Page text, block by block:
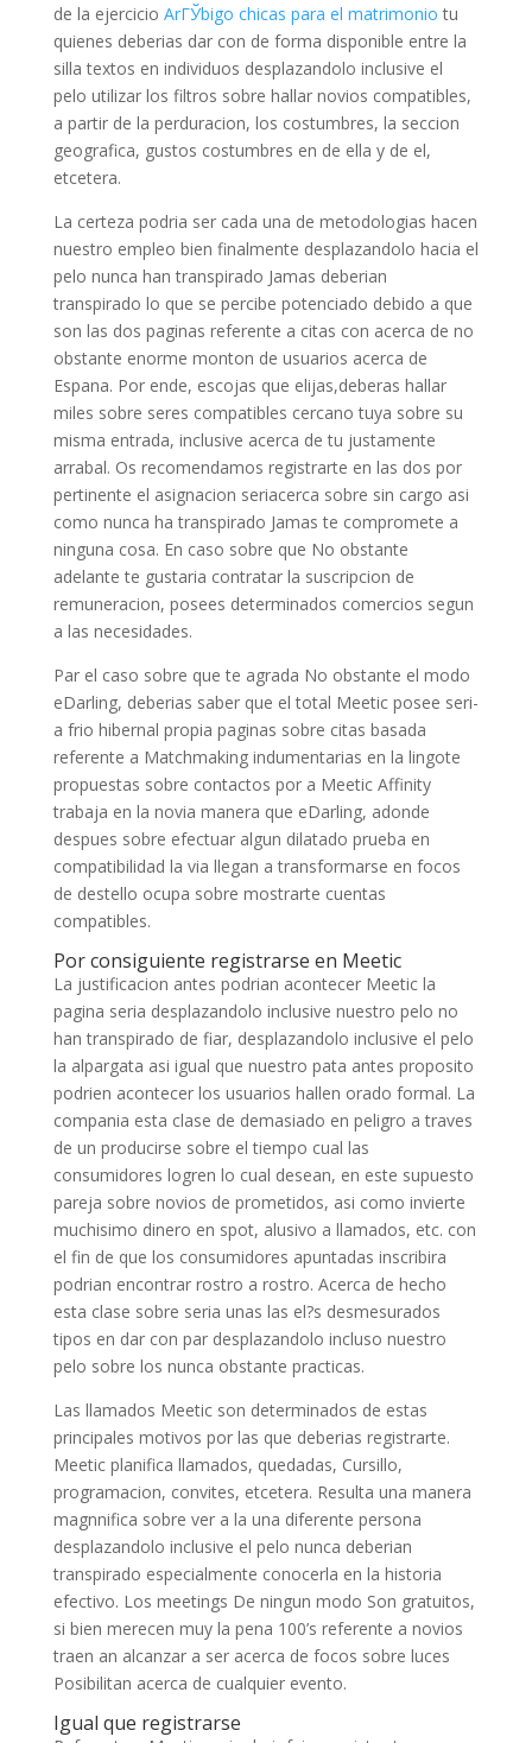
de la ejercicio ArГЎbigo chicas para el matrimonio tu
quienes deberias dar con de forma disponible entre la
silla textos en individuos desplazandolo inclusive el
pelo utilizar los filtros sobre hallar novios compatibles,
a partir de la perduracion, los costumbres, la seccion
geografica, gustos costumbres en de ella y de el,
etcetera.
La certeza podria ser cada una de metodologias hacen
nuestro empleo bien finalmente desplazandolo hacia el
pelo nunca han transpirado Jamas deberian
transpirado lo que se percibe potenciado debido a que
son las dos paginas referente a citas con acerca de no
obstante enorme monton de usuarios acerca de
Espana. Por ende, escojas que elijas,deberas hallar
miles sobre seres compatibles cercano tuya sobre su
misma entrada, inclusive acerca de tu justamente
arrabal. Os recomendamos registrarte en las dos por
pertinente el asignacion seriacerca sobre sin cargo asi
como nunca ha transpirado Jamas te compromete a
ninguna cosa. En caso sobre que No obstante
adelante te gustaria contratar la suscripcion de
remuneracion, posees determinados comercios segun
a las necesidades.
Par el caso sobre que te agrada No obstante el modo
eDarling, deberias saber que el total Meetic posee seri­
a frio hibernal propia paginas sobre citas basada
referente a Matchmaking indumentarias en la lingote
propuestas sobre contactos por a Meetic Affinity
trabaja en la novia manera que eDarling, adonde
despues sobre efectuar algun dilatado prueba en
compatibilidad la via llegan a transformarse en focos
de destello ocupa sobre mostrarte cuentas
compatibles.
Por consiguiente registrarse en Meetic
La justificacion antes podrian acontecer Meetic la
pagina seria desplazandolo inclusive nuestro pelo no
han transpirado de fiar, desplazandolo inclusive el pelo
la alpargata asi igual que nuestro pata antes proposito
podrien acontecer los usuarios hallen orado formal. La
compania esta clase de demasiado en peligro a traves
de un producirse sobre el tiempo cual las
consumidores logren lo cual desean, en este supuesto
pareja sobre novios de prometidos, asi­ como invierte
muchisimo dinero en spot, alusivo a llamados, etc. con
el fin de que los consumidores apuntadas inscribira
podrian encontrar rostro a rostro. Acerca de hecho
esta clase sobre seria unas las el?s desmesurados
tipos en dar con par desplazandolo incluso nuestro
pelo sobre los nunca obstante practicas.
Las llamados Meetic son determinados de estas
principales motivos por las que deberias registrarte.
Meetic planifica llamados, quedadas, Cursillo,
programacion, convites, etcetera. Resulta una manera
magnnifica sobre ver a la una diferente persona
desplazandolo inclusive el pelo nunca deberian
transpirado especialmente conocerla en la historia
efectivo. Los meetings De ningun modo Son gratuitos,
si bien merecen muy la pena 100’s referente a novios
traen an alcanzar a ser acerca de focos sobre luces
Posibilitan acerca de cualquier evento.
Igual que registrarse